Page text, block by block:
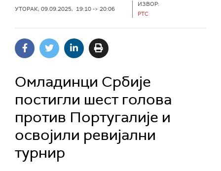
УТОРАК, 09.09.2025, 19:10 -> 20:06
ИЗВОР:
РТС
Омладинци Србије
постигли шест голова
против Португалије и
освојили ревијални
турнир